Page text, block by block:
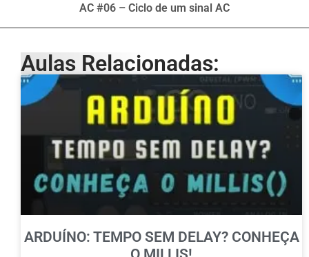
AC #06 – Ciclo de um sinal AC
Aulas Relacionadas:
ARDUÍNO: TEMPO SEM DELAY? CONHEÇA